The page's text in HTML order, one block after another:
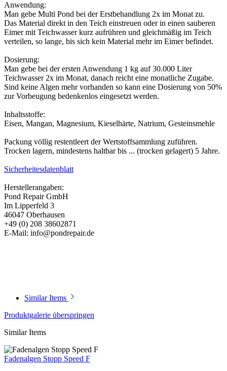
Anwendung:
Man gebe Multi Pond bei der Erstbehandlung 2x im Monat zu.
Das Material direkt in den Teich einstreuen oder in einen sauberen
Eimer mit Teichwasser kurz aufrühren und gleichmäßig im Teich
verteilen, so lange, bis sich kein Material mehr im Eimer befindet.
Dosierung:
Man gebe bei der ersten Anwendung 1 kg auf 30.000 Liter
Teichwasser 2x im Monat, danach reicht eine monatliche Zugabe.
Sind keine Algen mehr vorhanden so kann eine Dosierung von 50%
zur Vorbeugung bedenkenlos eingesetzt werden.
Inhaltsstoffe:
Eisen, Mangan, Magnesium, Kieselhärte, Natrium, Gesteinsmehle
Packung völlig restentleert der Wertstoffsammlung zuführen.
Trocken lagern, mindestens haltbar bis ... (trocken gelagert) 5 Jahre.
Sicherheitesdatenblatt
Herstellerangaben:
Pond Repair GmbH
Im Lipperfeld 3
46047 Oberhausen
+49 (0) 208 38602871
E-Mail: info@pondrepair.de
Similar Items
Produktgalerie überspringen
Similar Items
Fadenalgen Stopp Speed F